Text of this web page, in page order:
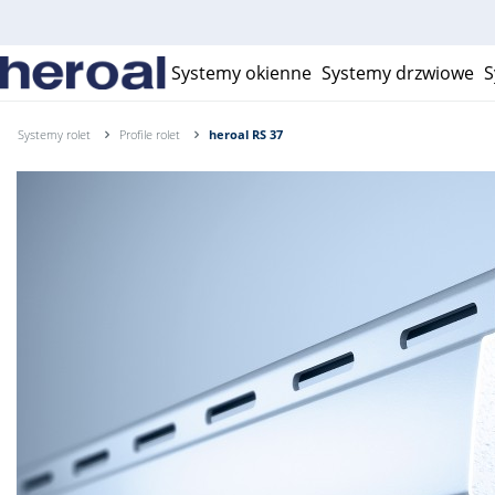
Systemy okienne Systemy drzwiowe
Systemy rolet Profile rolet heroal RS 37